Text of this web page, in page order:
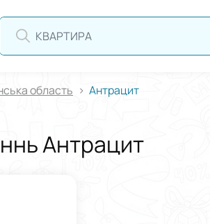
КВАРТИРА
область Антрацит
Антрацит